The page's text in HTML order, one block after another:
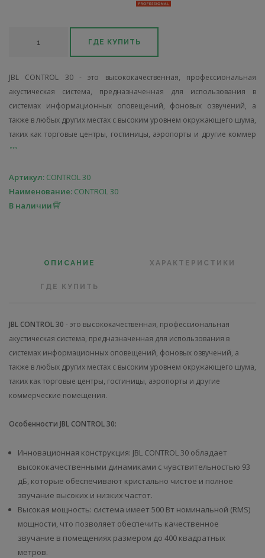
ГДЕ КУПИТЬ
JBL CONTROL 30 - это высококачественная, профессиональная
акустическая система, предназначенная для использования в
системах информационных оповещений, фоновых озвучений, а
также в любых других местах с высоким уровнем окружающего шума,
таких как торговые центры, гостиницы, аэропорты и другие коммер
Артикул: CONTROL 30
Наименование: CONTROL 30
В наличии
ОПИСАНИЕ ХАРАКТЕРИСТИКИ
ГДЕ КУПИТЬ
JBL CONTROL 30 - это высококачественная, профессиональная
акустическая система, предназначенная для использования в
системах информационных оповещений, фоновых озвучений, а
также в любых других местах с высоким уровнем окружающего шума,
таких как торговые центры, гостиницы, аэропорты и другие
коммерческие помещения.
Особенности JBL CONTROL 30:
Инновационная конструкция: JBL CONTROL 30 обладает
высококачественными динамиками с чувствительностью 93
дБ, которые обеспечивают кристально чистое и полное
звучание высоких и низких частот.
Высокая мощность: система имеет 500 Вт номинальной (RMS)
мощности, что позволяет обеспечить качественное
звучание в помещениях размером до 400 квадратных
метров.